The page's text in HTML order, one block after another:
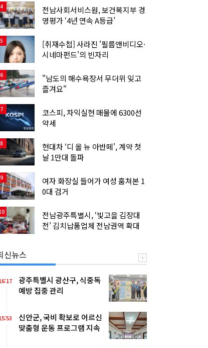
4
전남사회서비스원, 보건복지부 경
영평가 ‘4년 연속 A등급’
5
[취재수첩] 사라진 '필름앤비디오·
시네마펀드'의 빈자리
6
"남도의 해수욕장서 무더위 잊고
즐겨요"
7
코스피, 차익실현 매물에 6300선
약세
8
현대차 ‘디 올 뉴 아반떼’, 계약 첫
날 1만대 돌파
9
여자 화장실 들어가 여성 훔쳐본 1
0대 검거
전남광주특별시, ‘빛고을 김장대
전’ 김치납품업체 전남권역 확대
신뉴스
광주특별시 광산구, 식중독
예방 집중 관리
신안군, 국비 확보로 어르신
맞춤형 운동 프로그램 지속